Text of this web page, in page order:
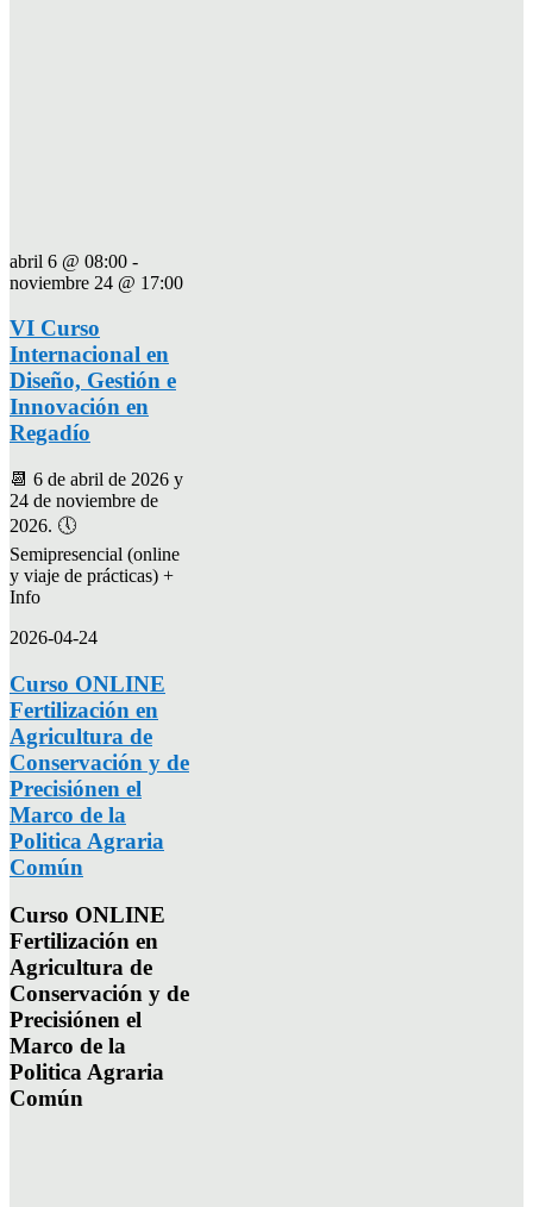
abril 6 @ 08:00 -
noviembre 24 @ 17:00
VI Curso
Internacional en
Diseño, Gestión e
Innovación en
Regadío
📆 6 de abril de 2026 y
24 de noviembre de
2026. 🕔
Semipresencial (online
y viaje de prácticas) +
Info
2026-04-24
Curso ONLINE
Fertilización en
Agricultura de
Conservación y de
Precisiónen el
Marco de la
Politica Agraria
Común
Curso ONLINE
Fertilización en
Agricultura de
Conservación y de
Precisiónen el
Marco de la
Politica Agraria
Común